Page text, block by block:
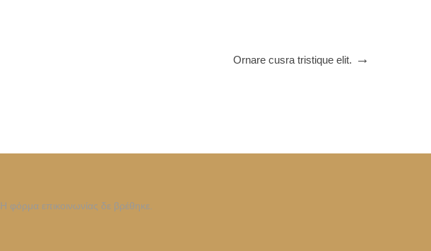
Ornare cusra tristique elit.
Η φόρμα επικοινωνίας δε βρέθηκε.